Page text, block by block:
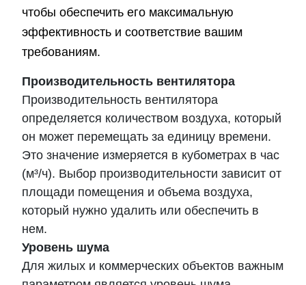
чтобы обеспечить его максимальную
эффективность и соответствие вашим
требованиям.
Производительность вентилятора
Производительность вентилятора
определяется количеством воздуха, который
он может перемещать за единицу времени.
Это значение измеряется в кубометрах в час
(м³/ч). Выбор производительности зависит от
площади помещения и объема воздуха,
который нужно удалить или обеспечить в
нем.
Уровень шума
Для жилых и коммерческих объектов важным